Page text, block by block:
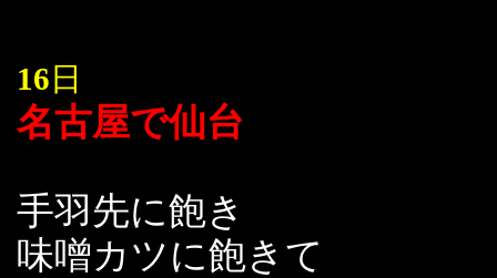
16 日
名古屋で仙台
手羽先に飽き
味噌カツに飽きて